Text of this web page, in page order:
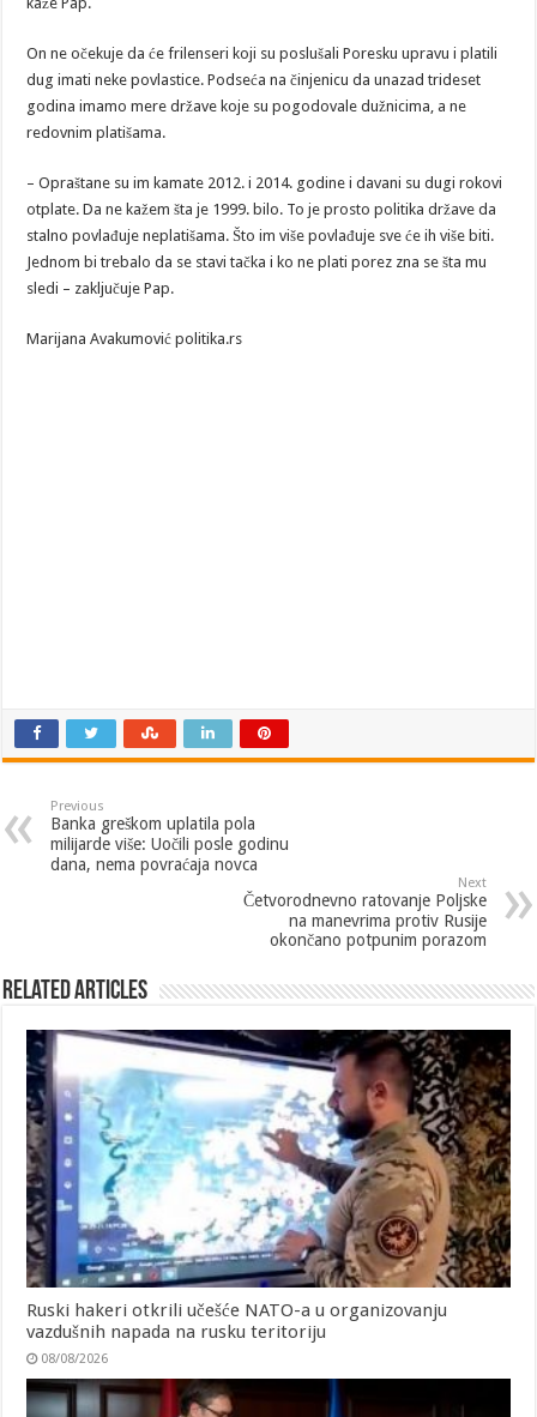
On ne očekuje da će frilenseri koji su poslušali Poresku upravu i platili
dug imati neke povlastice. Podseća na činjenicu da unazad trideset
godina imamo mere države koje su pogodovale dužnicima, a ne
redovnim platišama.
– Opraštane su im kamate 2012. i 2014. godine i davani su dugi rokovi
otplate. Da ne kažem šta je 1999. bilo. To je prosto politika države da
stalno povlađuje neplatišama. Što im više povlađuje sve će ih više biti.
Jednom bi trebalo da se stavi tačka i ko ne plati porez zna se šta mu
sledi – zaključuje Pap.
Marijana Avakumović politika.rs
Previous
Banka greškom uplatila pola
milijarde više: Uočili posle godinu
dana, nema povraćaja novca
Next
Četvorodnevno ratovanje Poljske
na manevrima protiv Rusije
okončano potpunim porazom
Related Articles
Ruski hakeri otkrili učešće NATO-a u organizovanju
vazdušnih napada na rusku teritoriju
08/08/2026